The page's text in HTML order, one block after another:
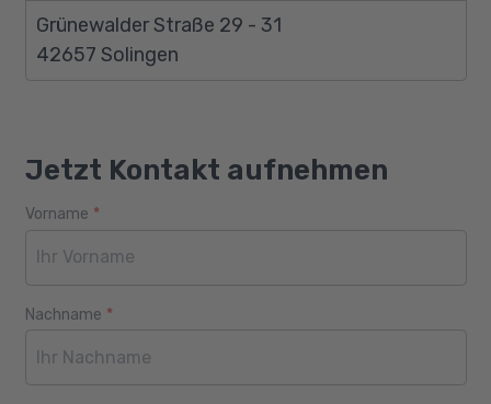
Grünewalder Straße 29 - 31
42657 Solingen
Jetzt Kontakt aufnehmen
Webseite
Alter
Vorname *
Nachname *